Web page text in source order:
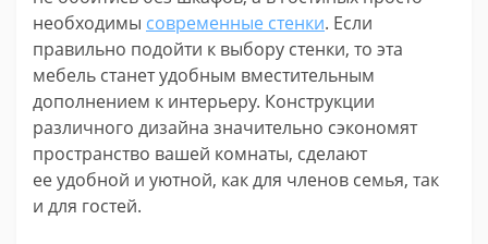
необходимы современные стенки. Если
правильно подойти к выбору стенки, то эта
мебель станет удобным вместительным
дополнением к интерьеру. Конструкции
различного дизайна значительно сэкономят
пространство вашей комнаты, сделают
ее удобной и уютной, как для членов семья, так
и для гостей.